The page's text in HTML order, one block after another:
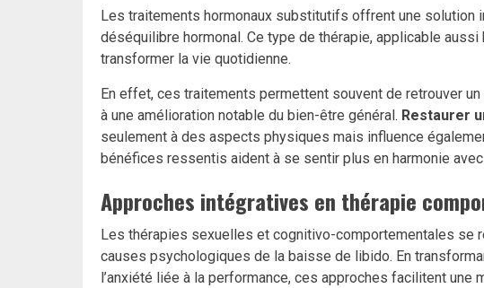
Les traitements hormonaux substitutifs offrent une solution
déséquilibre hormonal. Ce type de thérapie, applicable aussi
transformer la vie quotidienne.
En effet, ces traitements permettent souvent de retrouver
à une amélioration notable du bien-être général. Restaurer
seulement à des aspects physiques mais influence
bénéfices ressentis aident à se sentir plus en harmonie
Approches intégratives en thérapie
Les thérapies sexuelles et cognitivo-comportementales se
causes psychologiques de la baisse de libido. En
l’anxiété liée à la performance, ces approches facilitent une